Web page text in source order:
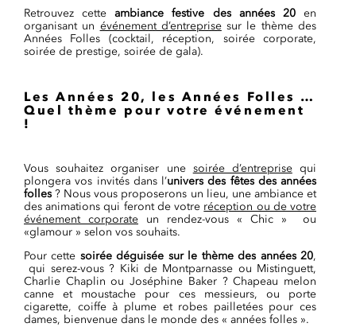
Retrouvez cetteambiance festive des années 20en
organisant un événement d’entreprisesur le thème des
Années Folles (cocktail, réception, soirée corporate,
soirée de prestige, soirée de gala).
Les Années 20, les Années Folles …
Quel thème pour votre événement
!
Vous souhaitez organiser une soirée d’entreprisequi
plongera vos invités dans l’univers des fêtes des années
folles ? Nous vous proposerons un lieu, une ambiance et
des animations qui feront de votre réception ou de votre
événement corporate
un rendez-vous « Chic » ou
«glamour » selon vos souhaits.
Pour cette soirée déguisée sur le thème des années 20,
qui serez-vous ? Kiki de Montparnasse ou Mistinguett,
Charlie Chaplin ou Joséphine Baker ? Chapeau melon
canne et moustache pour ces messieurs, ou porte
cigarette, coiffe à plume et robes pailletées pour ces
dames, bienvenue dans le monde des « années folles ».